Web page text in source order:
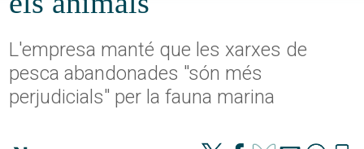
L'empresa manté que les xarxes de
pesca abandonades "són més
perjudicials" per la fauna marina